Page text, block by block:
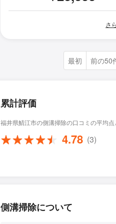
さ
最初 前の50
累計評価
福井県鯖江市の側溝掃除の口コミの平均点
4.78 (3)
側溝掃除について